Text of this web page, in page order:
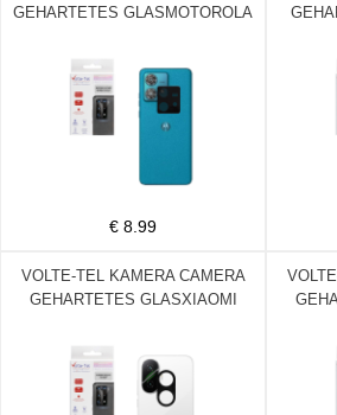
GEHARTETES GLASMOTOROLA
0.25mm 3D CURVED BLACK
€ 8.99
VOLTE-TEL KAMERA CAMERA
GEHARTETES GLASXIAOMI
3D CURVED BLACK